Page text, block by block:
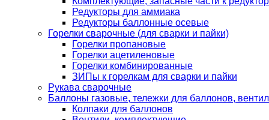
Редукторы для аммиака
Редукторы баллонные осевые
Горелки сварочные (для сварки и пайки)
Горелки пропановые
Горелки ацетиленовые
Горелки комбинированные
ЗИПы к горелкам для сварки и пайки
Рукава сварочные
Баллоны газовые, тележки для баллонов,
Колпаки для баллонов